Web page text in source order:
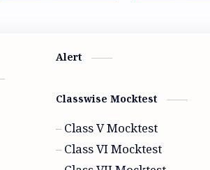
Alert
Classwise Mocktest
Class V Mocktest
Class VI Mocktest